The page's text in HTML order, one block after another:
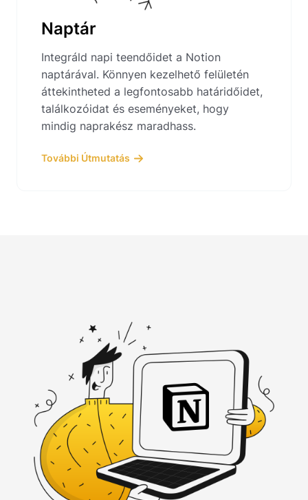
Naptár
Integráld napi teendőidet a Notion
naptárával. Könnyen kezelhető felületén
áttekintheted a legfontosabb határidőidet,
találkozóidat és eseményeket, hogy
mindig naprakész maradhass.
További Útmutatás